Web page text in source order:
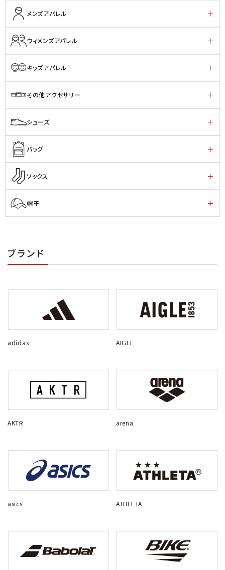
メンズアパレル
ウィメンズアパレル
キッズアパレル
その他アクセサリー
シューズ
バッグ
ソックス
帽子
ブランド
adidas AIGLE
AKTR arena
asics ATHLETA